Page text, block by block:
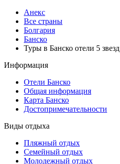
Анекс
Все страны
Болгария
Банско
Туры в Банско отели 5 звезд
Информация
Отели Банско
Общая информация
Карта Банско
Достопримечательности
Виды отдыха
Пляжный отдых
Семейный отдых
Молодежный отдых